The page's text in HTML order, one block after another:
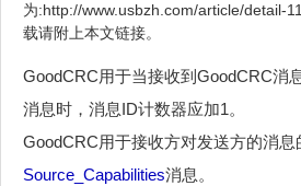
为:http://www.usbzh.com/article/detail-
载请附上本文链接。
GoodCRC用于当接收到GoodCRC消
消息时，消息ID计数器应加1。
GoodCRC用于接收方对发送方的消息
Source_Capabilities消息。